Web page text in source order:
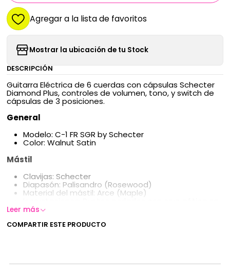
Agregar a la lista de favoritos
Mostrar la ubicación de tu Stock
DESCRIPCIÓN
Guitarra Eléctrica de 6 cuerdas con cápsulas Schecter
Diamond Plus, controles de volumen, tono, y switch de
cápsulas de 3 posiciones.
General
Modelo: C-1 FR SGR by Schecter
Color: Walnut Satin
Mástil
Clavijas: Schecter
Diapasón: Palisandro (Rosewood)
Material del mástil: Arce (Maple)
el 12º traste
Perfil del mástil: Thin "C"
Ancho de cejuela: 41.3 mm
Leer más
COMPARTIR ESTE PRODUCTO